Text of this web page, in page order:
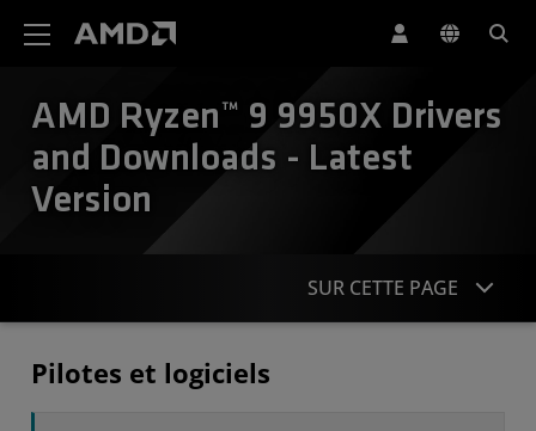
AMD Ryzen™ 9 9950X Drivers
and Downloads - Latest
Version
SUR CETTE PAGE
Pilotes et logiciels